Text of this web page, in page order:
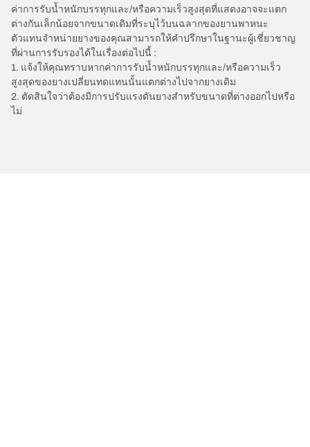
ค่าการรับน้ำหนักบรรทุกและ/หรือความเร็วสูงสุดที่แสดงอาจจะแตก
ต่างกันเล็กน้อยจากขนาดเดิมที่ระบุไว้บนฉลากของยานพาหนะ
ตัวแทนจำหน่ายยางของคุณสามารถให้คำปรึกษาในฐานะผู้เชี่ยวชาญ
ที่ผ่านการรับรองได้ในเรื่องต่อไปนี้ :
1. แจ้งให้คุณทราบหากค่าการรับน้ำหนักบรรทุกและ/หรือความเร็ว
สูงสุดของยางเปลี่ยนทดแทนนั้นแตกต่างไปจากยางเดิม
2. ตัดสินใจว่าต้องมีการปรับแรงดันยางสำหรับขนาดที่ต่างออกไปหรือ
ไม่